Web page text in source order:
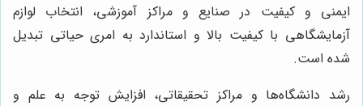
ایمنی و کیفیت در صنایع و مراکز آموزشی، انتخاب لوازم
آزمایشگاهی با کیفیت بالا و استاندارد به امری حیاتی تبدیل
شده است.
رشد دانشگاه‌ها و مراکز تحقیقاتی، افزایش توجه به علم و